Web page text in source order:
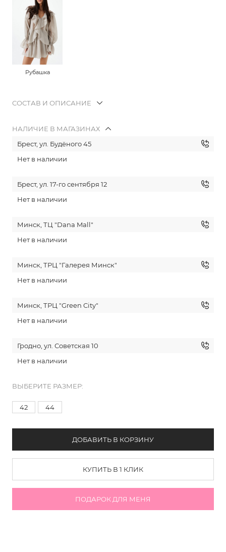
Рубашка
СОСТАВ И ОПИСАНИЕ
НАЛИЧИЕ В МАГАЗИНАХ
Брест, ул. Будёного 45
Нет в наличии
Брест, ул. 17-го сентября 12
Нет в наличии
Минск, ТЦ "Dana Mall"
Нет в наличии
Минск, ТРЦ "Галерея Минск"
Нет в наличии
Минск, ТРЦ "Green City"
Нет в наличии
Гродно, ул. Советская 10
Нет в наличии
ВЫБЕРИТЕ РАЗМЕР:
42 44
ДОБАВИТЬ В КОРЗИНУ
КУПИТЬ В 1 КЛИК
ПОДАРОК ДЛЯ МЕНЯ